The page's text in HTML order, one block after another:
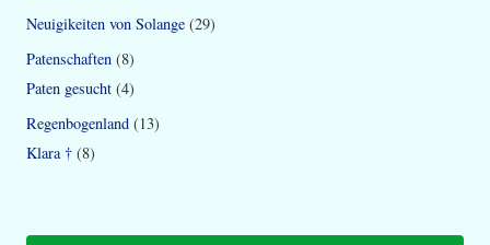
Neuigikeiten von Solange (29)
Patenschaften (8)
Paten gesucht (4)
Regenbogenland (13)
Klara † (8)